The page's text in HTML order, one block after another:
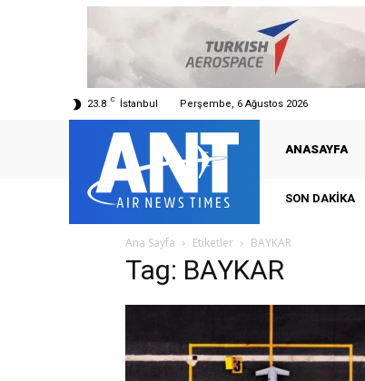
23.8 C İstanbul Perşembe, 6 Ağustos 2026
ANASAYFA
SON DAKIKA
Ana Sayfa Etiketler BAYKAR
Tag: BAYKAR